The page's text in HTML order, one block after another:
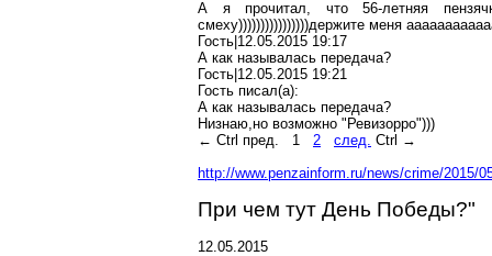
А я прочитал, что 56-летняя
смеху))))))))))))))))держите меня
Гость|12.05.2015 19:17
А как называлась передача?
Гость|12.05.2015 19:21
Гость писал(a):
А как называлась передача?
Низнаю,но возможно "Ревизорро")))
← Ctrl пред.
1 2 след. Ctrl →
http://www.penzainform.ru/news/crime/2015/
При чем тут День Победы?"
12.05.2015